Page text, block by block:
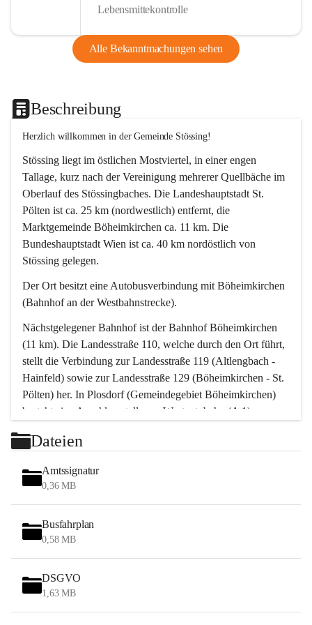
Lebensmittekontrolle
Alle Bekanntmachungen sehen
Beschreibung
Herzlich willkommen in der Gemeinde Stössing!
Stössing liegt im östlichen Mostviertel, in einer engen
Tallage, kurz nach der Vereinigung mehrerer Quellbäche im
Oberlauf des Stössingbaches. Die Landeshauptstadt St.
Pölten ist ca. 25 km (nordwestlich) entfernt, die
Marktgemeinde Böheimkirchen ca. 11 km. Die
Bundeshauptstadt Wien ist ca. 40 km nordöstlich von
Stössing gelegen.
Der Ort besitzt eine Autobusverbindung mit Böheimkirchen
(Bahnhof an der Westbahnstrecke).
Nächstgelegener Bahnhof ist der Bahnhof Böheimkirchen
(11 km). Die Landesstraße 110, welche durch den Ort führt,
stellt die Verbindung zur Landesstraße 119 (Altlengbach -
Hainfeld) sowie zur Landesstraße 129 (Böheimkirchen - St.
Pölten) her. In Plosdorf (Gemeindegebiet Böheimkirchen)
besteht eine Anschlussstelle zur Westautobahn (A 1).
Wien erreicht man in ca. 45 Minuten.
Stössing zählt noch zum Naherholungsraum Wien sowie
zum Naherholungsraum St. Pölten. Viele Bauernhöfe hatten
„ihre Wiener“. Seit 1960 bauten viele Wiener
Wochenendhäuser im Gemeindegebiet. Wegen des
waldreichen Jagdgebietes haben viele Jagdpächter ihre
Das Wandern ist aus touristischer Sicht die bedeutendste
Tätigkeit. Das hügelige Gebiet mit Wanderwegen durch
Wiesen, Wälder und Obstkulturen lädt dazu ein. Gefördert
Dateien
Amtssignatur
0,36 MB
Busfahrplan
0,58 MB
DSGVO
1,63 MB